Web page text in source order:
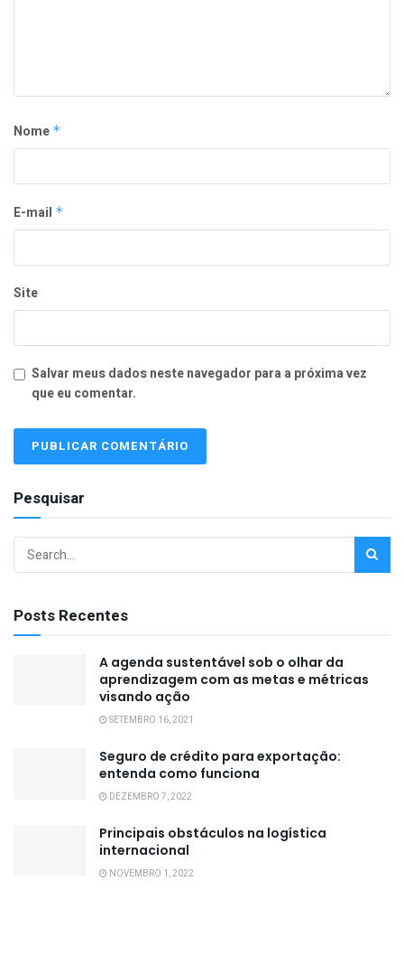
Nome *
E-mail *
Site
Salvar meus dados neste navegador para a próxima vez
que eu comentar.
Pesquisar
Posts Recentes
A agenda sustentável sob o olhar da
aprendizagem com as metas e métricas
visando ação
SETEMBRO 16, 2021
Seguro de crédito para exportação:
entenda como funciona
DEZEMBRO 7, 2022
Principais obstáculos na logística
internacional
NOVEMBRO 1, 2022